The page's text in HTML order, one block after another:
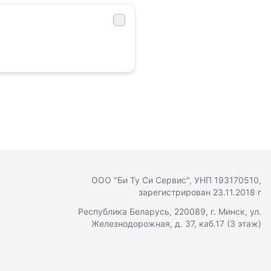
ООО "Би Ту Си Сервис", УНП 193170510,
зарегистрирован 23.11.2018 г
Республика Беларусь, 220089, г. Минск, ул.
Железнодорожная, д. 37, каб.17 (3 этаж)